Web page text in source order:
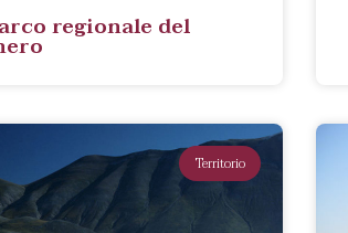
regionale del
Territorio